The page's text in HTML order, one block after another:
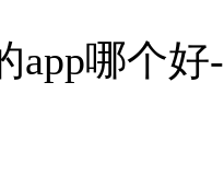
app哪个